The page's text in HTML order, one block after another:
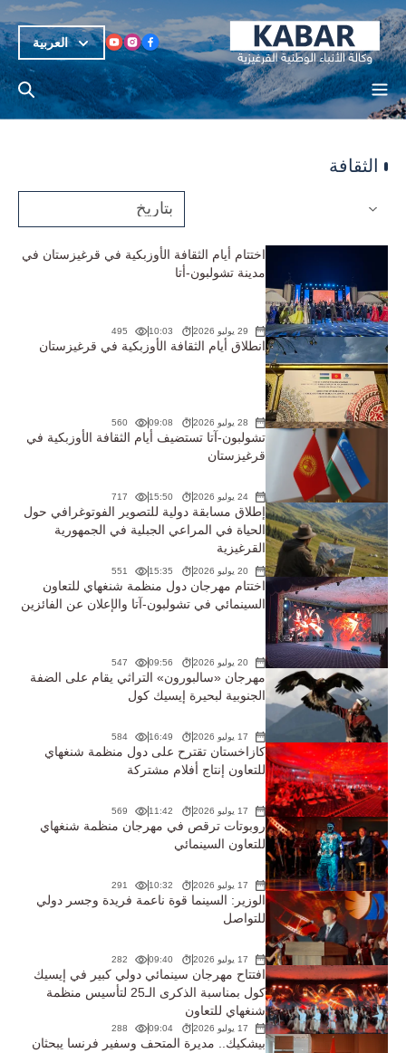
العربية
الثقافة
اختتام أيام الثقافة الأوزبكية في قرغيزستان في
مدينة تشولبون-أتا
29 يوليو 2026 10:03
495
انطلاق أيام الثقافة الأوزبكية في قرغيزستان
28 يوليو 2026 09:08
560
تشولبون-آتا تستضيف أيام الثقافة الأوزبكية في
قرغيزستان
24 يوليو 2026 15:50
717
إطلاق مسابقة دولية للتصوير الفوتوغرافي حول
الحياة في المراعي الجبلية في الجمهورية
القرغيزية
20 يوليو 2026 15:35
551
اختتام مهرجان دول منظمة شنغهاي للتعاون
السينمائي في تشولبون-آتا والإعلان عن الفائزين
20 يوليو 2026 09:56
547
مهرجان «سالبورون» التراثي يقام على الضفة
الجنوبية لبحيرة إيسيك كول
17 يوليو 2026 16:49
584
كازاخستان تقترح على دول منظمة شنغهاي
للتعاون إنتاج أفلام مشتركة
17 يوليو 2026 11:42
569
روبوتات ترقص في مهرجان منظمة شنغهاي
للتعاون السينمائي
17 يوليو 2026 10:32
291
الوزير: السينما قوة ناعمة فريدة وجسر دولي
للتواصل
17 يوليو 2026 09:40
282
افتتاح مهرجان سينمائي دولي كبير في إيسيك
كول بمناسبة الذكرى الـ25 لتأسيس منظمة
شنغهاي للتعاون
17 يوليو 2026 09:04
288
بيشكيك.. مديرة المتحف وسفير فرنسا يبحثان